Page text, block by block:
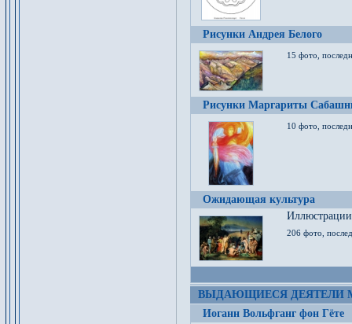
Рисунки Андрея Белого
15 фото,
Рисунки Маргариты
10 фото,
Ожидающая культура
206 фото,
ВЫДАЮЩИЕСЯ ДЕЯТЕЛИ
Иоганн Вольфганг фон Гёте